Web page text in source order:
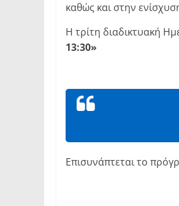
καθώς και στην
Η τρίτη διαδικτυακή
13:30»
Επισυνάπτεται το